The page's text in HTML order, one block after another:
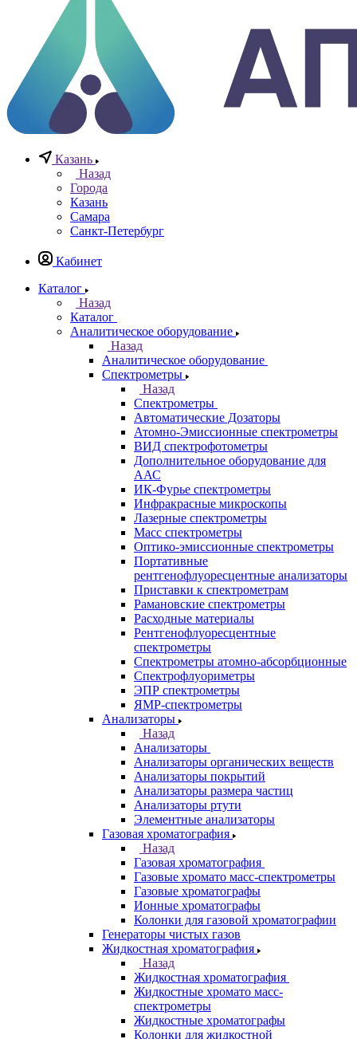
+7 (812) 640-40-13
По всем вопросам
8 800 777 20 78
Отдел неразрушающего контроля
+7 965 786 38 77
Отдел контрольно измерительных приборов
Заказать звонок
0
0
0
Казань
Назад
Города
Казань
Санкт-Петербург
Аналитическое оборудование
Назад
Аналитическое оборудование
Спектрометры
Назад
Спектрометры
Автоматические Дозаторы
Атомно-Эмиссионные спектрометры
ВИД спектрофотометры
Дополнительное оборудование для
ААС
ИК-Фурье спектрометры
Инфракрасные микроскопы
Лазерные спектрометры
Масс спектрометры
Оптико-эмиссионные спектрометры
Портативные
рентгенофлуоресцентные анализаторы
Приставки к спектрометрам
Рамановские спектрометры
Расходные материалы
Рентгенофлуоресцентные
спектрометры
Спектрометры атомно-абсорбционные
Спектрофлуориметры
ЭПР спектрометры
ЯМР-спектрометры
Анализаторы
Назад
Анализаторы
Анализаторы органических веществ
Анализаторы покрытий
Анализаторы размера частиц
Анализаторы ртути
Элементные анализаторы
Газовая хроматография
Назад
Газовая хроматография